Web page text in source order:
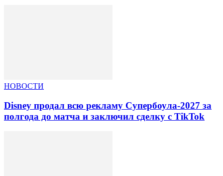
НОВОСТИ
Disney продал всю рекламу Супербоула-2027 за
полгода до матча и заключил сделку с TikTok